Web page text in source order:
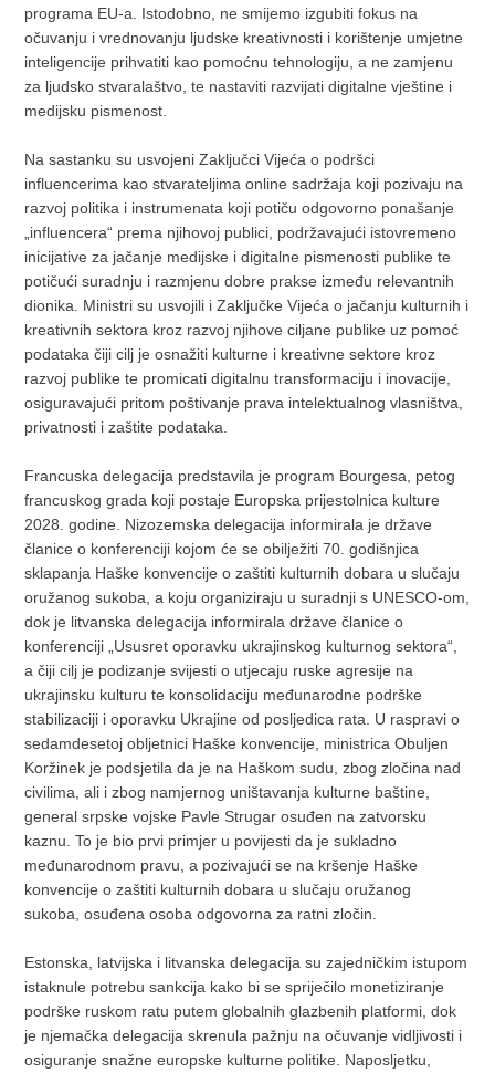
programa EU-a. Istodobno, ne smijemo izgubiti fokus na
očuvanju i vrednovanju ljudske kreativnosti i korištenje umjetne
inteligencije prihvatiti kao pomoćnu tehnologiju, a ne zamjenu
za ljudsko stvaralaštvo, te nastaviti razvijati digitalne vještine i
medijsku pismenost.
Na sastanku su usvojeni Zaključci Vijeća o podršci
influencerima kao stvarateljima online sadržaja koji pozivaju na
razvoj politika i instrumenata koji potiču odgovorno ponašanje
„influencera“ prema njihovoj publici, podržavajući istovremeno
inicijative za jačanje medijske i digitalne pismenosti publike te
potičući suradnju i razmjenu dobre prakse između relevantnih
dionika. Ministri su usvojili i Zaključke Vijeća o jačanju kulturnih i
kreativnih sektora kroz razvoj njihove ciljane publike uz pomoć
podataka čiji cilj je osnažiti kulturne i kreativne sektore kroz
razvoj publike te promicati digitalnu transformaciju i inovacije,
osiguravajući pritom poštivanje prava intelektualnog vlasništva,
privatnosti i zaštite podataka.
Francuska delegacija predstavila je program Bourgesa, petog
francuskog grada koji postaje Europska prijestolnica kulture
2028. godine. Nizozemska delegacija informirala je države
članice o konferenciji kojom će se obilježiti 70. godišnjica
sklapanja Haške konvencije o zaštiti kulturnih dobara u slučaju
oružanog sukoba, a koju organiziraju u suradnji s UNESCO-om,
dok je litvanska delegacija informirala države članice o
konferenciji „Ususret oporavku ukrajinskog kulturnog sektora“,
a čiji cilj je podizanje svijesti o utjecaju ruske agresije na
ukrajinsku kulturu te konsolidaciju međunarodne podrške
stabilizaciji i oporavku Ukrajine od posljedica rata. U raspravi o
sedamdesetoj obljetnici Haške konvencije, ministrica Obuljen
Koržinek je podsjetila da je na Haškom sudu, zbog zločina nad
civilima, ali i zbog namjernog uništavanja kulturne baštine,
general srpske vojske Pavle Strugar osuđen na zatvorsku
kaznu. To je bio prvi primjer u povijesti da je sukladno
međunarodnom pravu, a pozivajući se na kršenje Haške
konvencije o zaštiti kulturnih dobara u slučaju oružanog
sukoba, osuđena osoba odgovorna za ratni zločin.
Estonska, latvijska i litvanska delegacija su zajedničkim istupom
istaknule potrebu sankcija kako bi se spriječilo monetiziranje
podrške ruskom ratu putem globalnih glazbenih platformi, dok
je njemačka delegacija skrenula pažnju na očuvanje vidljivosti i
osiguranje snažne europske kulturne politike. Naposljetku,